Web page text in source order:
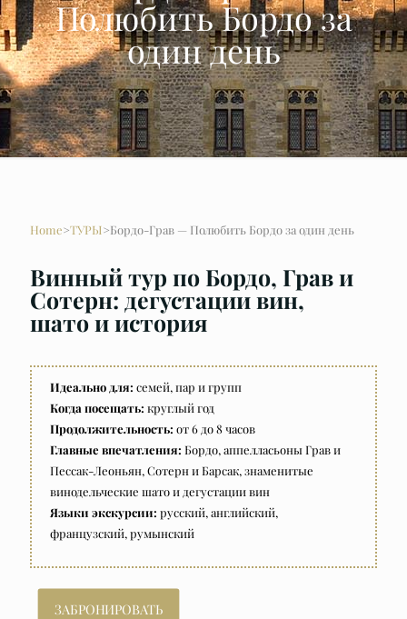
Полюбить Бордо за
один день
Home>ТУРЫ>Бордо-Грав — Полюбить Бордо за один день
Винный тур по Бордо, Грав и
Сотерн: дегустации вин,
шато и история
Идеально для: семей, пар и групп
Когда посещать: круглый год
Продолжительность: от 6 до 8 часов
Главные впечатления: Бордо, аппелласьоны Грав и
Пессак-Леоньян, Сотерн и Барсак, знаменитые
винодельческие шато и дегустации вин
Языки экскурсии: русский, английский,
французский, румынский
ЗАБРОНИРОВАТЬ